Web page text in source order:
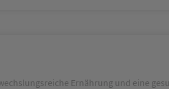
Ernährung und eine